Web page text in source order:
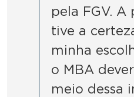
pela FGV. A
tive a
minha
o MBA
meio dessa